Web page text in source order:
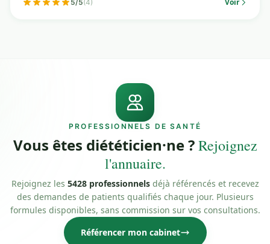
5/5(4) Voir
PROFESSIONNELS DE SANTÉ
Vous êtes diététicien·ne ?Rejoignez
l'annuaire.
Rejoignez les 5428 professionnelsdéjà référencés et recevez
des demandes de patients qualifiés chaque jour. Plusieurs
formules disponibles, sans commission sur vos consultations.
Référencer mon cabinet